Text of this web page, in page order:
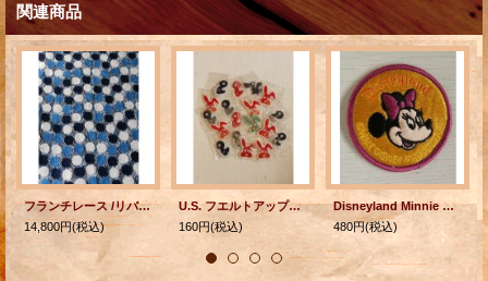
関連商品
フランチレース /リバーレース "dentelles de CALAIS" Dentelles MARRESCO 生地 90×540(cm)
14,800円(税込)
U.S. フエルトアップリケ ラビット・チック（ひよこ）・ペリカン 各1枚
160円(税込)
Disneyland Minnie Mouse Patch ミニーマウス ワッペン 刺繍タイプ size: Ø8cm WALT DISNEY PRODUCTIONS
480円(税込)